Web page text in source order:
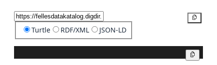
Turtle RDF/XML JSON-LD